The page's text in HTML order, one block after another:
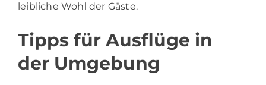
leibliche Wohl der Gäste.
Tipps für Ausflüge in
der Umgebung